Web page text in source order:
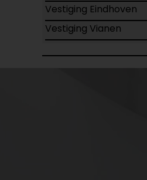
Vestiging Eindhoven
Vestiging Vianen